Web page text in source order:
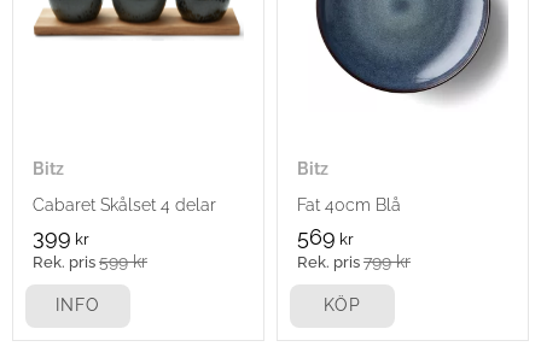
Bitz
Cabaret Skålset 4 delar
399 kr
599kr
INFO
Bitz
Fat 40cm Blå
569 kr
799kr
KÖP